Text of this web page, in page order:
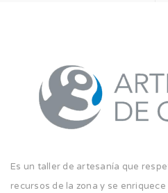
Es un taller de artesanía que
recursos de la zona y se